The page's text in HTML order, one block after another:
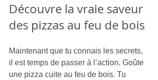
Découvre la vraie saveur
des pizzas au feu de bois
Maintenant que tu connais les secrets,
il est temps de passer à l’action. Goûte
une pizza cuite au feu de bois. Tu